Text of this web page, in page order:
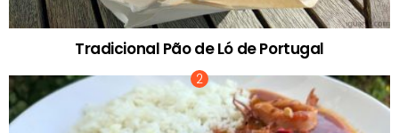
Tradicional Pão de Ló de Portugal